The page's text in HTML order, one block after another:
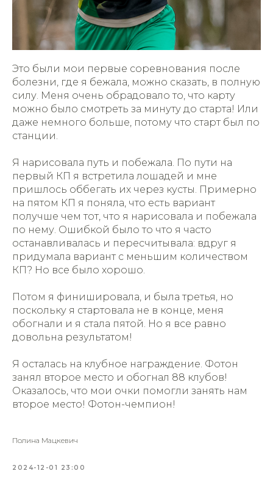
Это были мои первые соревнования после
болезни, где я бежала, можно сказать, в полную
силу. Меня очень обрадовало то, что карту
можно было смотреть за минуту до старта! Или
даже немного больше, потому что старт был по
станции.
Я нарисовала путь и побежала. По пути на
первый КП я встретила лошадей и мне
пришлось оббегать их через кусты. Примерно
на пятом КП я поняла, что есть вариант
получше чем тот, что я нарисовала и побежала
по нему. Ошибкой было то что я часто
останавливалась и пересчитывала: вдруг я
придумала вариант с меньшим количеством
КП? Но все было хорошо.
Потом я финишировала, и была третья, но
поскольку я стартовала не в конце, меня
обогнали и я стала пятой. Но я все равно
довольна результатом!
Я осталась на клубное награждение. Фотон
занял второе место и обогнал 88 клубов!
Оказалось, что мои очки помогли занять нам
второе место! Фотон-чемпион!
Полина Мацкевич
2024-12-01 23:00